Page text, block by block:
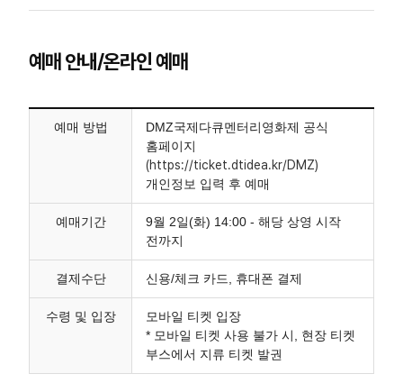
예매 안내/온라인 예매
예매 방법
DMZ국제다큐멘터리영화제 공식
홈페이지
(https://ticket.dtidea.kr/DMZ)
개인정보 입력 후 예매
예매기간
9월 2일(화) 14:00 - 해당 상영 시작
전까지
결제수단 신용/체크 카드, 휴대폰 결제
수령 및 입장
모바일 티켓 입장
* 모바일 티켓 사용 불가 시, 현장 티켓
부스에서 지류 티켓 발권